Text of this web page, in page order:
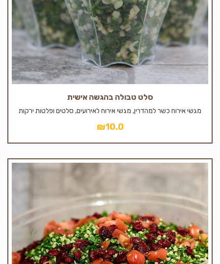
סלט טבולה בהגשה אישית
מגשי אירוח כשר למהדרין, מגשי אירוח לאירועים, סלטים ופלטות ירקות
₪10.0